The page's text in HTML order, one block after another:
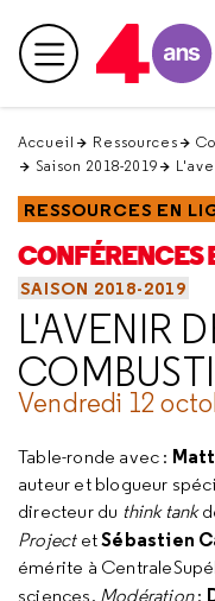
en
haut Menu principal
Accueil Ressources
Saison 2018-2019
RESSOURCES EN
CONFÉRENCES
SAISON 2018-2019
L'AVENIR
Vendredi 12
Table-ronde avec :
auteur et blogueur
directeur du think tank
Project etSébastien
émérite à
sciences. Modération: